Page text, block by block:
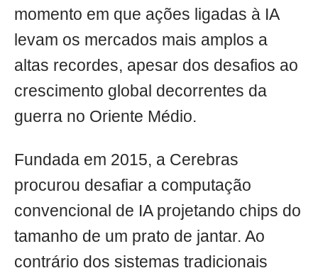
momento em que ações ligadas à IA
levam os mercados mais amplos a
altas recordes, apesar dos desafios ao
crescimento global decorrentes da
guerra no Oriente Médio.
Fundada em 2015, a Cerebras
procurou desafiar a computação
convencional de IA projetando chips do
tamanho de um prato de jantar. Ao
contrário dos sistemas tradicionais